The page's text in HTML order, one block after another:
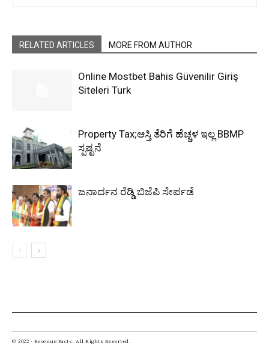
RELATED ARTICLES MORE FROM AUTHOR
Online Mostbet Bahis Güvenilir Giriş
Siteleri Turk
Property Tax;ಆಸ್ತಿ ತೆರಿಗೆ ಹೆಚ್ಚಳ ಇಲ್ಲ BBMP
ಸ್ಪಷ್ಟನೆ
ಜನಾರ್ದನ ರೆಡ್ಡಿ ಬಿಜೆಪಿ ಸೇರ್ಪಡೆ
© 2022 - Revenue Facts. All Rights Reserved.